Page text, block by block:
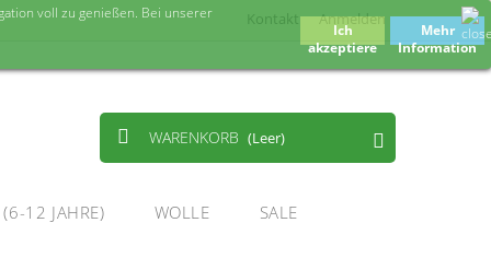
Anmelden
Kontakt
WARENKORB (Leer)
12 JAHRE) WOLLE SALE
voll zu genießen. Bei unserer
Ich
akzeptiere
Mehr
Information